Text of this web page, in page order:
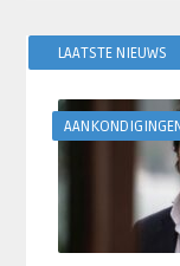
LAATSTE NIEUWS